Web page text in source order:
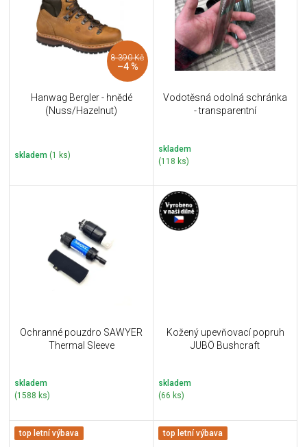
8 390 Kč
–4 %
Hanwag Bergler - hnědé
(Nuss/Hazelnut)
skladem (1 ks)
Vodotěsná odolná schránka
- transparentní
skladem
(118 ks)
Ochranné pouzdro SAWYER
Thermal Sleeve
skladem
(1588 ks)
Kožený upevňovací popruh
JUBÖ Bushcraft
skladem
(66 ks)
top letní výbava top letní výbava